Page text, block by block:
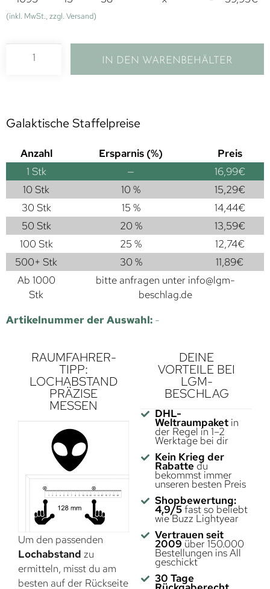
(inkl. MwSt., zzgl. Versand)
IN DEN WARENBEHÄLTER
Galaktische Staffelpreise
Anzahl Ersparnis (%)
Preis
1 Stk — 16,99€
10 Stk
10 % 15,29€
30 Stk
15 % 14,44€
50 Stk
20 % 13,59€
100 Stk
25 % 12,74€
500+ Stk
30 % 11,89€
Ab 1000
Stk
bitte anfragen unter info@lgm-
beschlag.de
Artikelnummer der Auswahl: -
RAUMFAHRER-
TIPP:
LOCHABSTAND
PRÄZISE
MESSEN
Um den passenden
Lochabstand zu
ermitteln, misst du am
besten auf der Rückseite
DEINE
VORTEILE BEI
LGM-
BESCHLAG
DHL-
Weltraumpaketin
der Regel in 1–2
Werktage bei dir
Kein Krieg der
Rabatte du
bekommst immer
unseren besten Preis
Shopbewertung:
4,9/5fast so beliebt
wie Buzz Lightyear
Vertrauen seit
2009 über 150.000
Bestellungen ins All
geschickt
30 Tage